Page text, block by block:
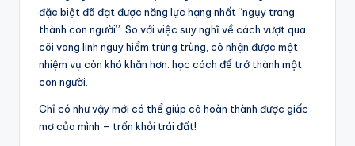
đặc biệt đã đạt được năng lực hạng nhất “ngụy trang
thành con người”. So với việc suy nghĩ về cách vượt qua
cõi vong linh nguy hiểm trùng trùng, cô nhận được một
nhiệm vụ còn khó khăn hơn: học cách để trở thành một
con người.
Chỉ có như vậy mới có thể giúp cô hoàn thành được giấc
mơ của mình – trốn khỏi trái đất!